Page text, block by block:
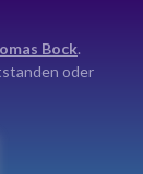
Bock.
oder